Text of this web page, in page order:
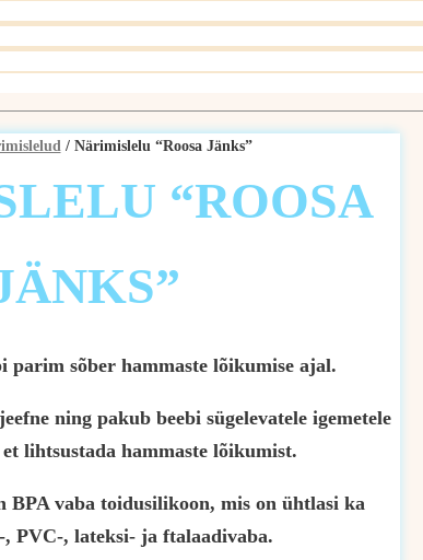
/ Närimislelu “Roosa Jänks”
“ROOSA
parim sõber hammaste lõikumise ajal.
ning pakub beebi sügelevatele igemetele
lihtsustada hammaste lõikumist.
BPA vaba toidusilikoon, mis on ühtlasi ka
PVC-, lateksi- ja ftalaadivaba.